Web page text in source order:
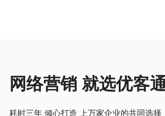
网络营销 就选优客通
耗时三年 倾心打造 上万家企业的共同选择